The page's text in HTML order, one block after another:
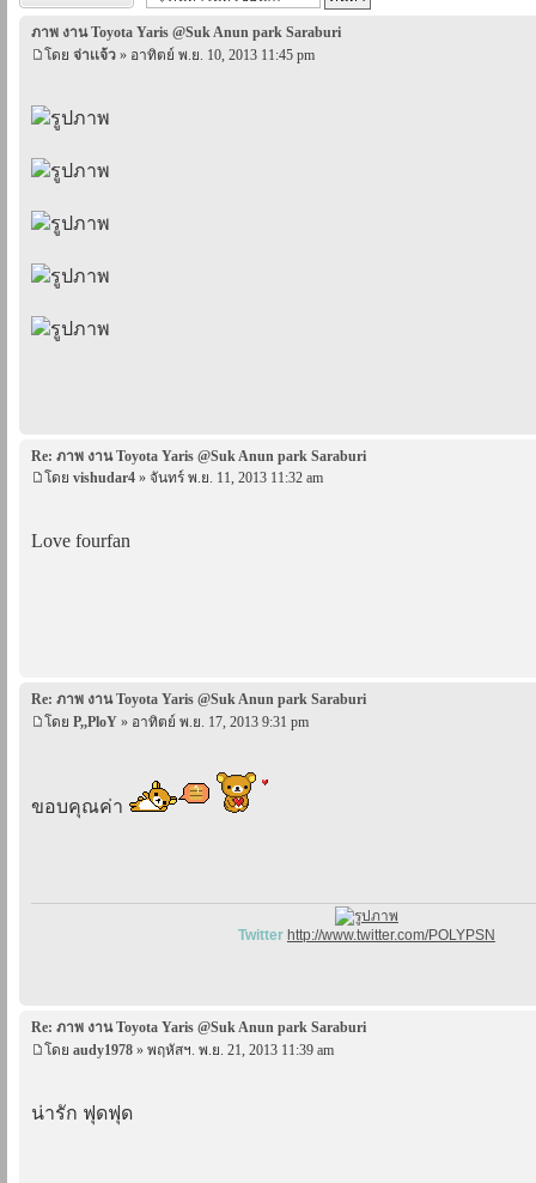
ภาพ งาน Toyota Yaris @Suk Anun park Saraburi
โดย จ่าเเจ้ว » อาทิตย์ พ.ย. 10, 2013 11:45 pm
Re: ภาพ งาน Toyota Yaris @Suk Anun park Saraburi
โดย vishudar4 » จันทร์ พ.ย. 11, 2013 11:32 am
Love fourfan
Re: ภาพ งาน Toyota Yaris @Suk Anun park Saraburi
โดย P,,PloY » อาทิตย์ พ.ย. 17, 2013 9:31 pm
ขอบคุณค่า
Twitter http://www.twitter.com/POLYPSN
Re: ภาพ งาน Toyota Yaris @Suk Anun park Saraburi
โดย audy1978 » พฤหัสฯ. พ.ย. 21, 2013 11:39 am
น่ารัก ฟุดฟุด